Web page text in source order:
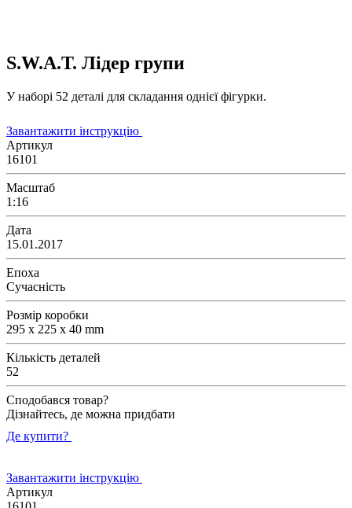
S.W.A.T. Лідер групи
У наборі 52 деталі для складання однієї фігурки.
Завантажити інструкцію
Артикул
16101
Масштаб
1:16
Дата
15.01.2017
Епоха
Сучасність
Розмір коробки
295 x 225 x 40 mm
Кількість деталей
52
Сподобався товар?
Дізнайтесь, де можна придбати
Де купити?
Завантажити інструкцію
Артикул